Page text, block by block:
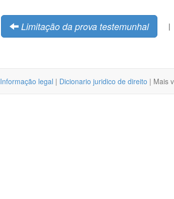
Limitação da prova testemunhal
Informação legal | Dicionario juridico de direito | Mais